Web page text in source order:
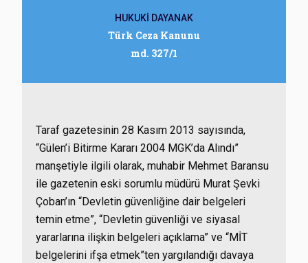
HUKUKİ DAYANAK
Türk Ceza Kanunu
md. 327/1
Taraf gazetesinin 28 Kasım 2013 sayısında,
“Gülen’i Bitirme Kararı 2004 MGK’da Alındı”
manşetiyle ilgili olarak, muhabir Mehmet Baransu
ile gazetenin eski sorumlu müdürü Murat Şevki
Çoban’ın “Devletin güvenliğine dair belgeleri
temin etme”, “Devletin güvenliği ve siyasal
yararlarına ilişkin belgeleri açıklama” ve “MİT
belgelerini ifşa etmek”ten yargılandığı davaya